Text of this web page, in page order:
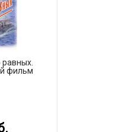
равных.
фильм